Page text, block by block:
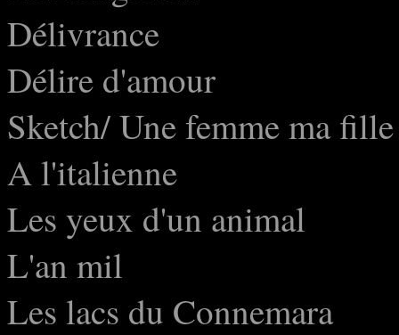
Délivrance
Délire d'amour
Sketch/ Une femme ma fille
A l'italienne
Les yeux d'un animal
L'an mil
Les lacs du Connemara